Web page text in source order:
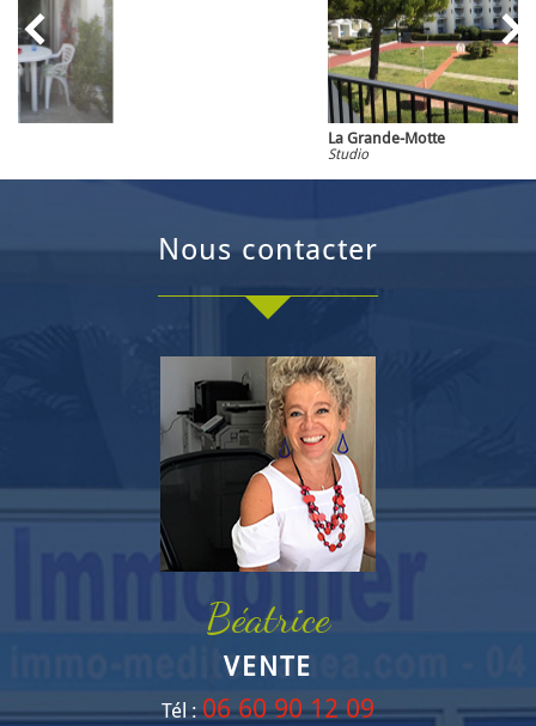
nous contacter
Béatrice
VENTE
Tél :06 60 90 12 09